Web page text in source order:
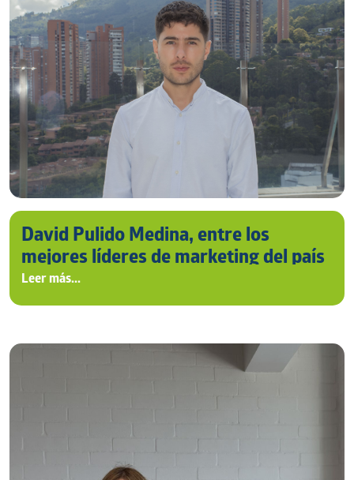
David Pulido Medina, entre los
mejores líderes de marketing del país
Leer más...